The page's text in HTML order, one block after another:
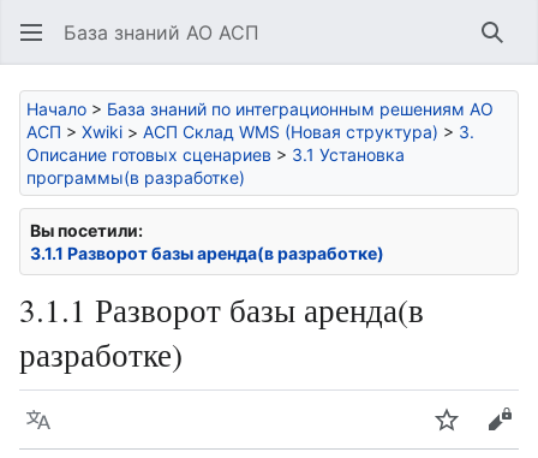
База знаний АО АСП
Начало > База знаний по интеграционным решениям АО
АСП > Xwiki > АСП Склад WMS (Новая структура) > 3.
Описание готовых сценариев > 3.1 Установка
программы(в разработке)
Вы посетили:
3.1.1 Разворот базы аренда(в разработке)
3.1.1 Разворот базы аренда(в
разработке)
Язык Следить